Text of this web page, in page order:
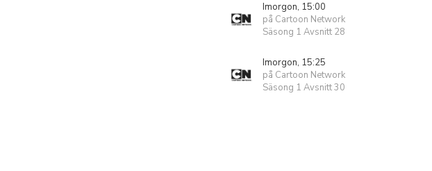
Imorgon, 15:00
på Cartoon Network
Säsong 1 Avsnitt 28
Imorgon, 15:25
på Cartoon Network
Säsong 1 Avsnitt 30